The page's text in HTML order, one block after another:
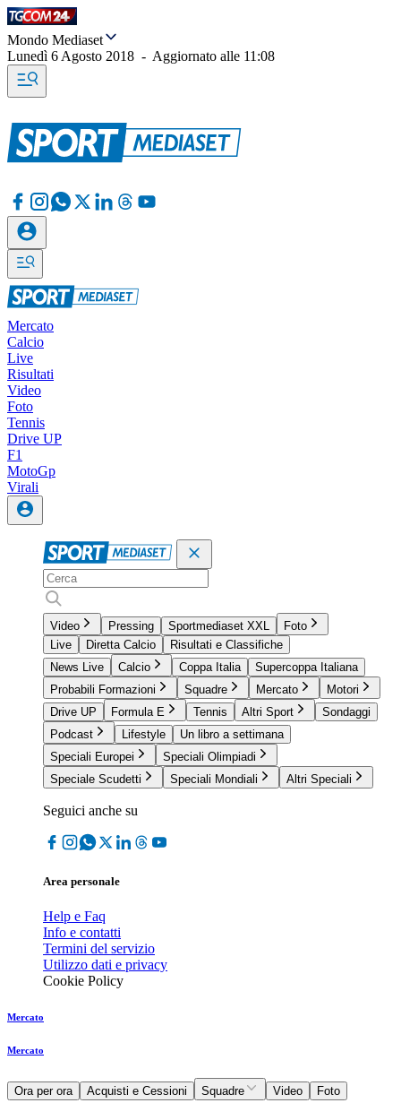
Mondo Mediaset
Lunedì 6 Agosto 2018 - Aggiornato alle 11:08
Mercato
Calcio
Live
Risultati
Video
Foto
Tennis
Drive UP
F1
MotoGp
Virali
Video Pressing Sportmediaset XXL
Foto
Live
Diretta Calcio
Risultati e Classifiche
News Live
Calcio Coppa Italia
Supercoppa Italiana
Probabili Formazioni
Squadre Mercato
Motori
Drive UP
Formula E Tennis Altri Sport
Sondaggi
Podcast
Lifestyle
Un libro a settimana
Speciali Europei
Speciali Olimpiadi
Speciale Scudetti
Speciali Mondiali Altri Speciali
Seguici anche su
Area personale
Help e Faq
Info e contatti
Termini del servizio
Utilizzo dati e privacy
Cookie Policy
Mercato
Mercato
Ora per ora Acquisti e Cessioni Squadre Video Foto